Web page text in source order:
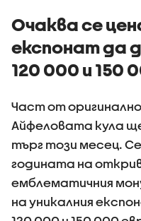
Очаква се
експонат да
120 000 и 150
Част от
Айфеловата кула
търг този месец.
годината на
емблематичния
на уникалния